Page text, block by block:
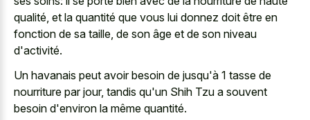
qualité, et la quantité que vous lui donnez doit être en
fonction de sa taille, de son âge et de son niveau
d'activité.
Un havanais peut avoir besoin de jusqu'à 1 tasse de
nourriture par jour, tandis qu'un Shih Tzu a souvent
besoin d'environ la même quantité.